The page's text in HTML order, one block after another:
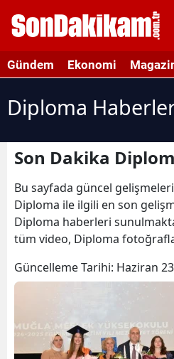
Gündem Ekonomi
Diploma
Son Dakika
Bu sayfada güncel
Diploma ile ilgili en son
Diploma haberleri
tüm video, Diploma
Güncelleme Tarihi: Haziran